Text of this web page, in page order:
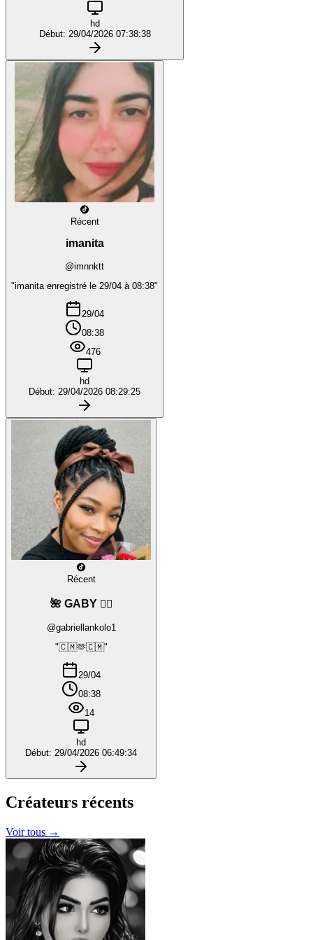
hd
Début: 29/04/2026 07:38:38
Récent
imanita
@imnnktt
"imanita enregistré le 29/04 à 08:38"
29/04
08:38
476
hd
Début: 29/04/2026 08:29:25
Récent
🌺 GABY ❤️‍🔥
@gabriellankolo1
"🇨🇲🫶🇨🇲"
29/04
08:38
14
hd
Début: 29/04/2026 06:49:34
Créateurs récents
Voir tous →